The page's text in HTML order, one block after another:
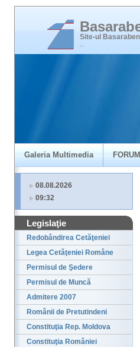
Site-ul
Galeria Multimedia FORUM
08.08.2026
09:32
Legislaţie
Redobândirea Cetăţeniei
Legea Cetăţeniei Române
Permisul de Şedere
Permisul de Muncă
Admitere 2007
Românii de Pretutindeni
Constituţia Rep. Moldova
Constituţia României